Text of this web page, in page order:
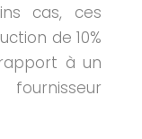
cas, ces
de 10%
à un